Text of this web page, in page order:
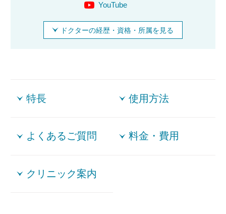
YouTube
ドクターの経歴・資格・所属を見る
特長 使用方法
よくあるご質問 料金・費用
クリニック案内